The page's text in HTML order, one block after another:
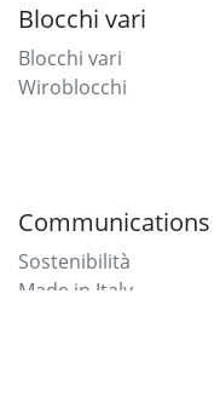
Blocchi vari
Blocchi vari
Wiroblocchi
Communications
Sostenibilità
Made in Italy